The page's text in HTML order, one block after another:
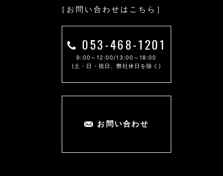
［お問い合わせはこちら］
053-468-1201
9:00～12:00/13:00～18:00
(土・日・祝日、弊社休日を除く)
お問い合わせ